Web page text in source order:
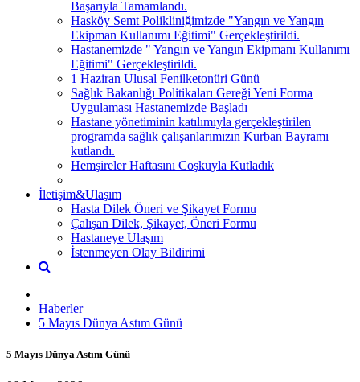
Başarıyla Tamamlandı.
Hasköy Semt Polikliniğimizde "Yangın ve Yangın
Ekipman Kullanımı Eğitimi" Gerçekleştirildi.
Hastanemizde " Yangın ve Yangın Ekipmanı Kullanımı
Eğitimi" Gerçekleştirildi.
1 Haziran Ulusal Fenilketonüri Günü
Sağlık Bakanlığı Politikaları Gereği Yeni Forma
Uygulaması Hastanemizde Başladı
Hastane yönetiminin katılımıyla gerçekleştirilen
programda sağlık çalışanlarımızın Kurban Bayramı
kutlandı.
Hemşireler Haftasını Coşkuyla Kutladık
İletişim&Ulaşım
Hasta Dilek Öneri ve Şikayet Formu
Çalışan Dilek, Şikayet, Öneri Formu
Hastaneye Ulaşım
İstenmeyen Olay Bildirimi
Haberler
5 Mayıs Dünya Astım Günü
5 Mayıs Dünya Astım Günü